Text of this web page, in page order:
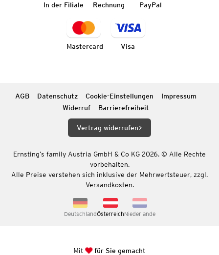
In der Filiale Rechnung PayPal
Mastercard Visa
AGB Datenschutz Cookie-Einstellungen
Impressum
Widerruf
Barrierefreiheit
Vertrag widerrufen
Ernsting’s family Austria GmbH & Co KG 2026. © Alle Rechte
vorbehalten.
Alle Preise verstehen sich inklusive der Mehrwertsteuer, zzgl.
Versandkosten.
DeutschlandÖsterreichNiederlande
Mit für Sie gemacht